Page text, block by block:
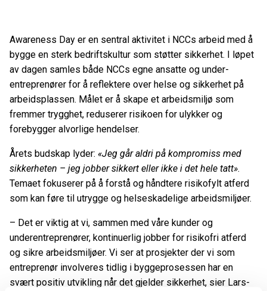
Awareness Day er en sentral aktivitet i NCCs arbeid med å
bygge en sterk bedriftskultur som støtter sikkerhet. I løpet
av dagen samles både NCCs egne ansatte og under-
entreprenører for å reflektere over helse og sikkerhet på
arbeidsplassen. Målet er å skape et arbeidsmiljø som
fremmer trygghet, reduserer risikoen for ulykker og
forebygger alvorlige hendelser.
Årets budskap lyder: «Jeg går aldri på kompromiss med
sikkerheten – jeg jobber sikkert eller ikke i det hele tatt».
Temaet fokuserer på å forstå og håndtere risikofylt atferd
som kan føre til utrygge og helseskadelige arbeidsmiljøer.
– Det er viktig at vi, sammen med våre kunder og
underentreprenører, kontinuerlig jobber for risikofri atferd
og sikre arbeidsmiljøer. Vi ser at prosjekter der vi som
entreprenør involveres tidlig i byggeprosessen har en
svært positiv utvikling når det gjelder sikkerhet, sier Lars-